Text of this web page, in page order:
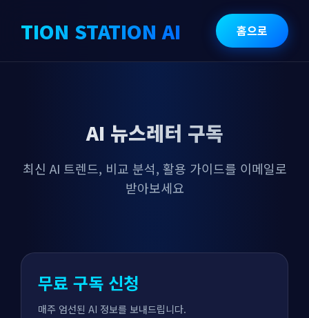
TION STATION AI 홈으로
AI 뉴스레터 구독
최신 AI 트렌드, 비교 분석, 활용 가이드를 이메일로
받아보세요
무료 구독 신청
매주 엄선된 AI 정보를 보내드립니다.